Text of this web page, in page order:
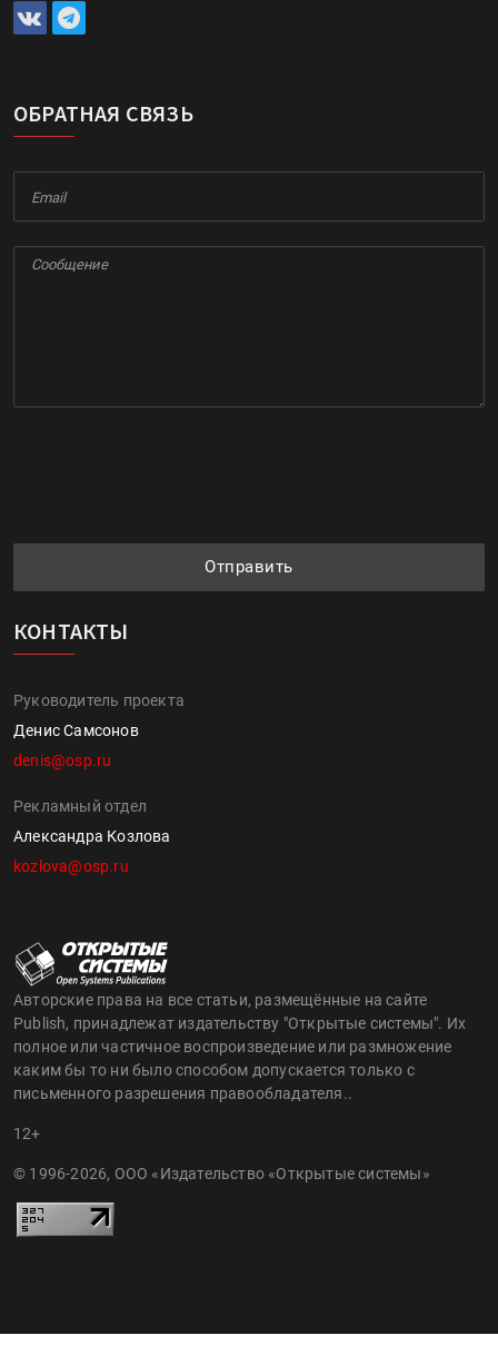
ОБРАТНАЯ СВЯЗЬ
Отправить
КОНТАКТЫ
Руководитель проекта
Денис Самсонов
denis@osp.ru
Рекламный отдел
Александра Козлова
kozlova@osp.ru
Авторские права на все статьи, размещённые на сайте
Publish, принадлежат издательству "Открытые системы". Их
полное или частичное воспроизведение или размножение
каким бы то ни было способом допускается только с
письменного разрешения правообладателя..
12+
© 1996-2026, ООО «Издательство «Открытые системы»